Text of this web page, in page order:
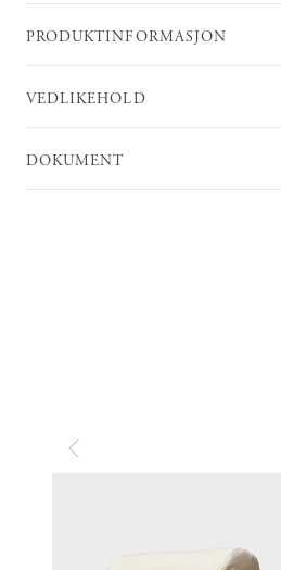
PRODUKTINFORMASJON
VEDLIKEHOLD
DOKUMENT